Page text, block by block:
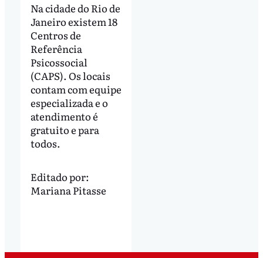
Na cidade do Rio de
Janeiro existem 18
Centros de
Referência
Psicossocial
(CAPS). Os locais
contam com equipe
especializada e o
atendimento é
gratuito e para
todos.
Editado por:
Mariana Pitasse